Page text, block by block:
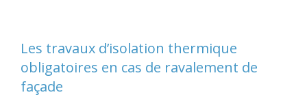
Les travaux d’isolation thermique
obligatoires en cas de ravalement de
façade